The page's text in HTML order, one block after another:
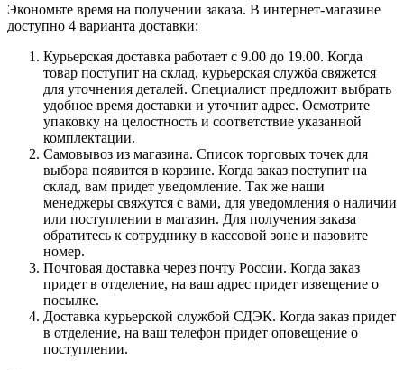
Экономьте время на получении заказа. В интернет-магазине
доступно 4 варианта доставки:
Курьерская доставка работает с 9.00 до 19.00. Когда
товар поступит на склад, курьерская служба свяжется
для уточнения деталей. Специалист предложит выбрать
удобное время доставки и уточнит адрес. Осмотрите
упаковку на целостность и соответствие указанной
комплектации.
Самовывоз из магазина. Список торговых точек для
выбора появится в корзине. Когда заказ поступит на
склад, вам придет уведомление. Так же наши
менеджеры свяжутся с вами, для уведомления о наличии
или поступлении в магазин. Для получения заказа
обратитесь к сотруднику в кассовой зоне и назовите
номер.
Почтовая доставка через почту России. Когда заказ
придет в отделение, на ваш адрес придет извещение о
посылке.
Доставка курьерской службой СДЭК. Когда заказ придет
в отделение, на ваш телефон придет оповещение о
поступлении.